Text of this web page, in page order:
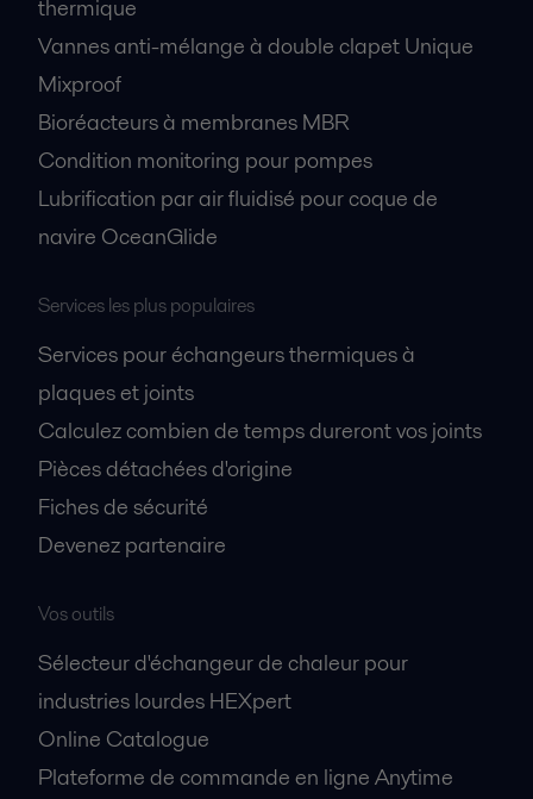
thermique
Vannes anti-mélange à double clapet Unique
Mixproof
Bioréacteurs à membranes MBR
Condition monitoring pour pompes
Lubrification par air fluidisé pour coque de
navire OceanGlide
Services les plus populaires
Services pour échangeurs thermiques à
plaques et joints
Calculez combien de temps dureront vos joints
Pièces détachées d'origine
Fiches de sécurité
Devenez partenaire
Vos outils
Sélecteur d'échangeur de chaleur pour
industries lourdes HEXpert
Online Catalogue
Plateforme de commande en ligne Anytime